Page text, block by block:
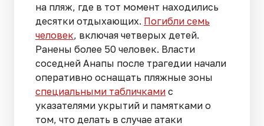
на пляж, где в тот момент находились
десятки отдыхающих. Погибли семь
человек, включая четверых детей.
Ранены более 50 человек. Власти
соседней Анапы после трагедии начали
оперативно оснащать пляжные зоны
специальными табличками с
указателями укрытий и памятками о
том, что делать в случае атаки